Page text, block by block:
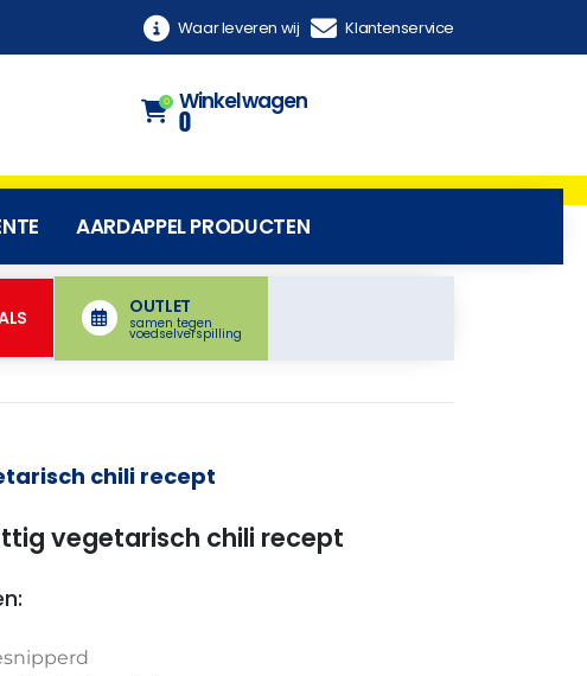
Waar leveren wij Klantenservice
0 Winkelwagen
0
AARDAPPEL PRODUCTEN
OUTLET
samen tegen
voedselverspilling
chili recept
vegetarisch chili recept